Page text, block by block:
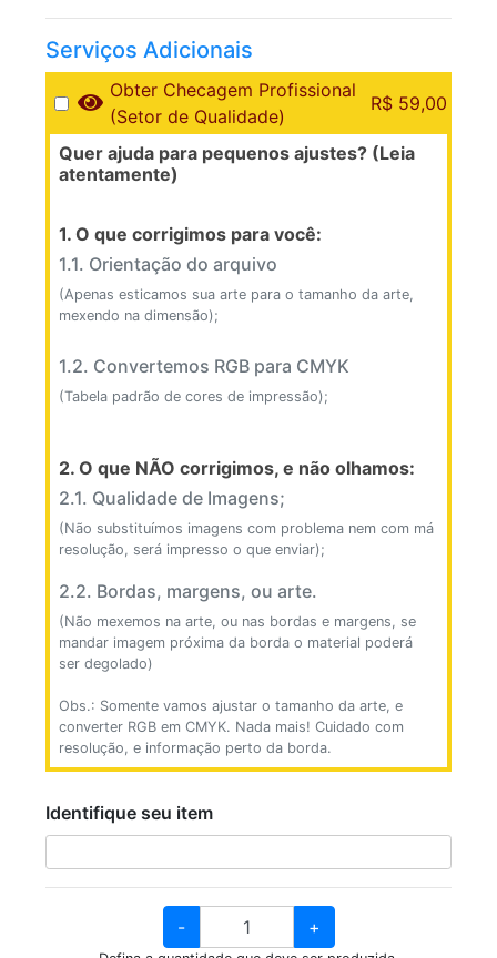
Serviços Adicionais
Obter Checagem Profissional
(Setor de Qualidade)
R$ 59,00
Quer ajuda para pequenos ajustes? (Leia
atentamente)
1. O que corrigimos para você:
1.1. Orientação do arquivo
(Apenas esticamos sua arte para o tamanho da arte,
mexendo na dimensão);
1.2. Convertemos RGB para CMYK
(Tabela padrão de cores de impressão);
2. O que NÃO corrigimos, e não olhamos:
2.1. Qualidade de Imagens;
(Não substituímos imagens com problema nem com má
resolução, será impresso o que enviar);
2.2. Bordas, margens, ou arte.
(Não mexemos na arte, ou nas bordas e margens, se
mandar imagem próxima da borda o material poderá
ser degolado)
Obs.: Somente vamos ajustar o tamanho da arte, e
converter RGB em CMYK. Nada mais! Cuidado com
resolução, e informação perto da borda.
Identifique seu item
- +